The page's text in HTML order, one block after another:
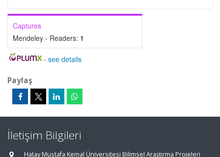
Captures
Mendeley - Readers: 1
- see details
Paylaş
İletişim Bilgileri
Hatay Mustafa Kemal Üniversitesi Bilimsel Araştırma Projeleri